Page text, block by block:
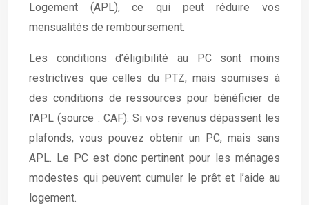
Logement (APL), ce qui peut réduire vos
mensualités de remboursement.
Les conditions d’éligibilité au PC sont moins
restrictives que celles du PTZ, mais soumises à
des conditions de ressources pour bénéficier de
l’APL (source : CAF). Si vos revenus dépassent les
plafonds, vous pouvez obtenir un PC, mais sans
APL. Le PC est donc pertinent pour les ménages
modestes qui peuvent cumuler le prêt et l’aide au
logement.